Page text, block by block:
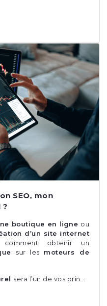
SEO, mon
?
boutique en ligne ou
d’un site internet
comment obtenir un
sur les moteurs de
sera l’un de vos prin…